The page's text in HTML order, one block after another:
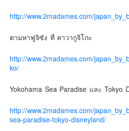
มอนเตรเนโกร
บอสเนียและเฮอร์เซโกวีน่า
คิวชู – ฟุกุโอกะ ซางะ เปปปุ ยุฟุอิน
ฟูจิ
ฮอกไกโด
http://www.2madames.com/
ตามหาฟูจิซัง ที่ คาวากูจิโกะ
http://www.2madames.com/
ko/
Yokohama Sea Paradise และ Tokyo
http://www.2madames.com/
sea-paradise-tokyo-disneyland/